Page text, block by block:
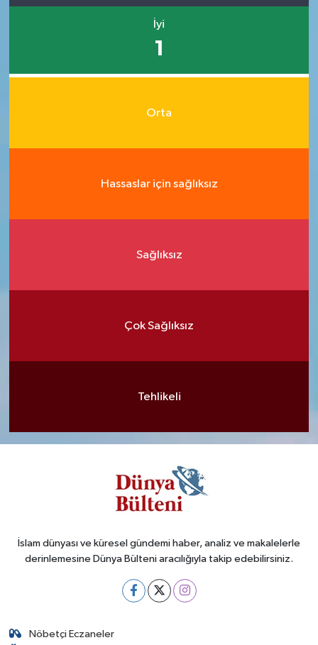
İyi
1
Orta
Hassaslar için sağlıksız
Sağlıksız
Çok Sağlıksız
Tehlikeli
İslam dünyası ve küresel gündemi haber, analiz ve makalelerle
derinlemesine Dünya Bülteni aracılığıyla takip edebilirsiniz.
Nöbetçi Eczaneler